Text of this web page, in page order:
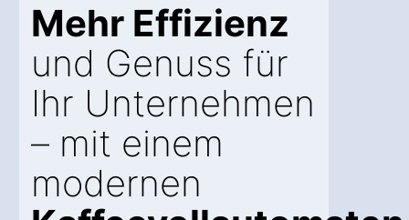
Mehr Effizienz
und Genuss für
Ihr Unternehmen
– mit einem
modernen